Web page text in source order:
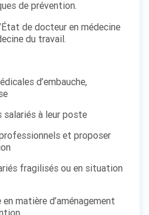
de prévention.
de docteur en médecine
du travail.
d’embauche,
salariés à leur poste
et proposer
fragilisés ou en situation
matière d’aménagement